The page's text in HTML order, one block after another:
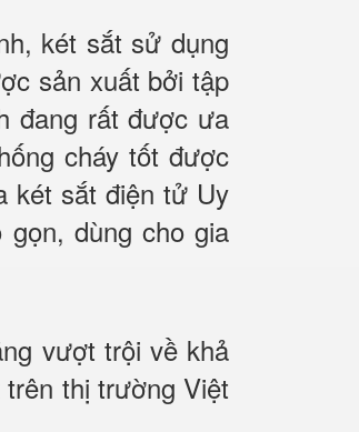
két sắt sử dụng
sản xuất bởi tập
đang rất được ưa
cháy tốt được
két sắt điện tử Uy
dùng cho gia
vượt trội về khả
thị trường Việt